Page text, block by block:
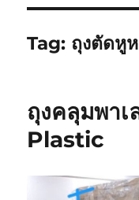
Tag: ถุงตัดหู
ถุงคลุมพา
Plastic